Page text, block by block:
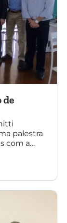
palestra
com a
os
Grande